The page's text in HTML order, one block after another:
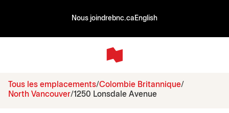
Nous joindrebnc.ca English
Tous les emplacements Colombie Britannique
North Vancouver 1250 Lonsdale Avenue